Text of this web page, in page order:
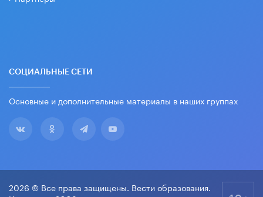
СОЦИАЛЬНЫЕ СЕТИ
Основные и дополнительные материалы в наших группах
2026 © Все права защищены. Вести образования.